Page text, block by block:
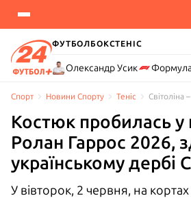
ФУТБОЛБОКСТЕНІС
Олександр Усик
Спорт Новини Спорту Теніс Світоліна
Костюк пробилась у
Ролан Гаррос 2026,
українському дербі
У вівторок, 2 червня, на